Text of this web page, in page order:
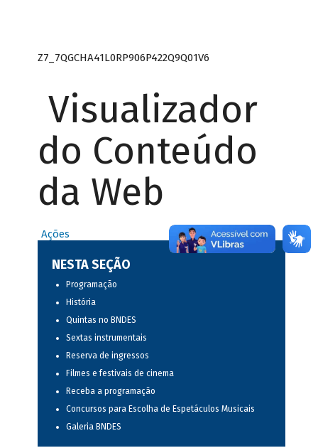
Z7_7QGCHA41L0RP906P422Q9Q01V6
Visualizador
do Conteúdo
da Web
Ações
NESTA SEÇÃO
Programação
História
Quintas no BNDES
Sextas instrumentais
Reserva de ingressos
Filmes e festivais de cinema
Receba a programação
Concursos para Escolha de Espetáculos Musicais
Galeria BNDES